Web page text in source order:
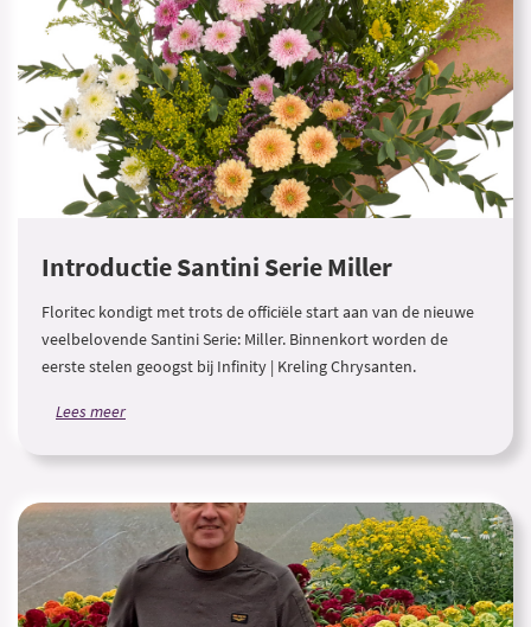
Introductie Santini Serie Miller
Floritec kondigt met trots de officiële start aan van de nieuwe
veelbelovende Santini Serie: Miller. Binnenkort worden de
eerste stelen geoogst bij Infinity | Kreling Chrysanten.
Lees meer